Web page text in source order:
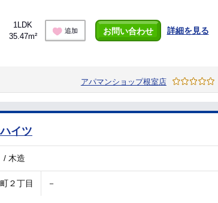
1LDK
35.47m²
追加 お問い合わせ 詳細を見る
アパマンショップ根室店
イツ
/ 木造
２丁目 －